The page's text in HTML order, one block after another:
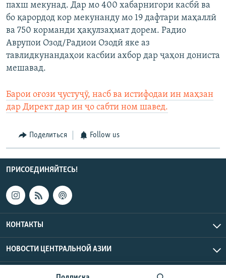
пахш мекунад. Дар мо 400 хабарнигори касбӣ ва
бо қарордод кор мекунанду мо 19 дафтари маҳаллӣ
ва 750 корманди ҳақулзаҳмат дорем. Радио
Аврупои Озод/Радиои Озодӣ яке аз
тавлидкунандаҳои касбии ахбор дар ҷаҳон дониста
мешавад.
Барои оғози ҷустуҷӯ, насб ва истифодаи ин маҳзан
дар Директ дар ин ҷо сабти ном шавед.
Поделиться Follow us
ПРИСОЕДИНЯЙТЕСЬ!
КОНТАКТЫ
НОВОСТИ ЦЕНТРАЛЬНОЙ АЗИИ
CENTRAL ASIAN © 2026 RFE/RL, Inc. | Все права защищены.